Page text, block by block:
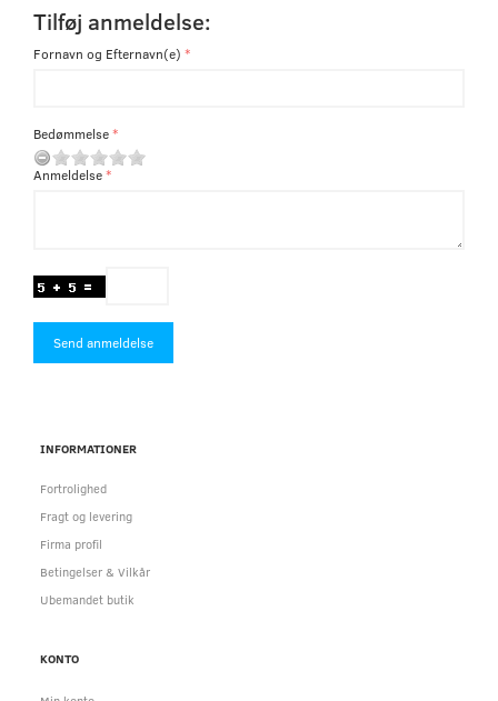
Tilføj anmeldelse:
Fornavn og Efternavn(e)
Bedømmelse
Anmeldelse
Send anmeldelse
INFORMATIONER
Fortrolighed
Fragt og levering
Firma profil
Betingelser & Vilkår
Ubemandet butik
KONTO